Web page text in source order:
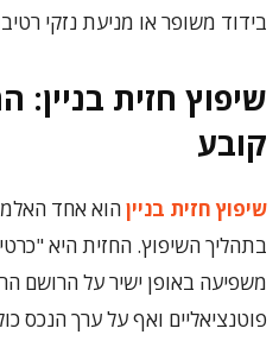
בידוד משופר או מניעת נזקי
שיפוץ חזית בניין:
קובע
שיפוץ חזית בנייןהוא אחד
בתהליך השיפוץ. החזית היא
משפיעה באופן ישיר על הרושם
פוטנציאליים ואף על ערך הנכס